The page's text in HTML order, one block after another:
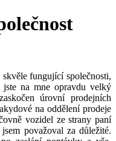
fungující společnosti,
na mne opravdu velký
úrovní prodejních
na oddělení prodeje
vozidel ze strany paní
považoval za důležité.